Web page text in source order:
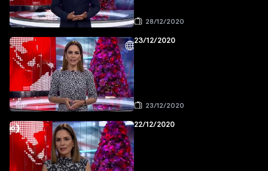
28/12/2020
23/12/2020
23/12/2020
22/12/2020